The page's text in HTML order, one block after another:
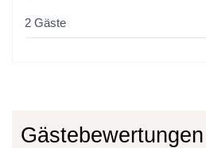
Gästebewertungen